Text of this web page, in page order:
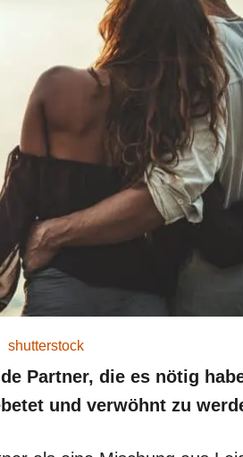
shutterstock
Partner, die es nötig
und verwöhnt zu